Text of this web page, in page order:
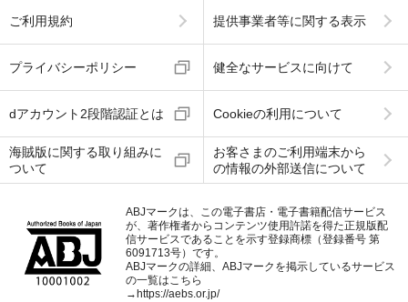
ご利用規約 提供事業者等に関する表示
プライバシーポリシー 健全なサービスに向けて
dアカウント2段階認証とは Cookieの利用について
海賊版に関する取り組みに
ついて
お客さまのご利用端末から
の情報の外部送信について
ABJマークは、この電子書店・電子書籍配信サービス
が、著作権者からコンテンツ使用許諾を得た正規版配
信サービスであることを示す登録商標（登録番号 第
6091713号）です。
ABJマークの詳細、ABJマークを掲示しているサービス
の一覧はこちら
→ https://aebs.or.jp/